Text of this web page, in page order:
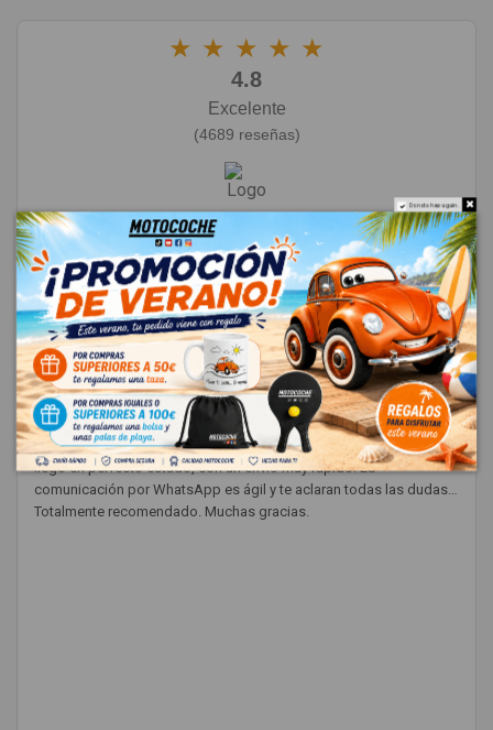
★ ★ ★ ★ ★
4.8
Excelente
(4689 reseñas)
Dejar una reseña
★ ★ ★ ★ ★
23/06/2026
Cristóbal Rosado
Muy buena experiencia. Les compré un puente delantero y me
llegó en perfecto estado, con un envío muy rápido. La
comunicación por WhatsApp es ágil y te aclaran todas las dudas.
Totalmente recomendado. Muchas gracias.
Do not show again.